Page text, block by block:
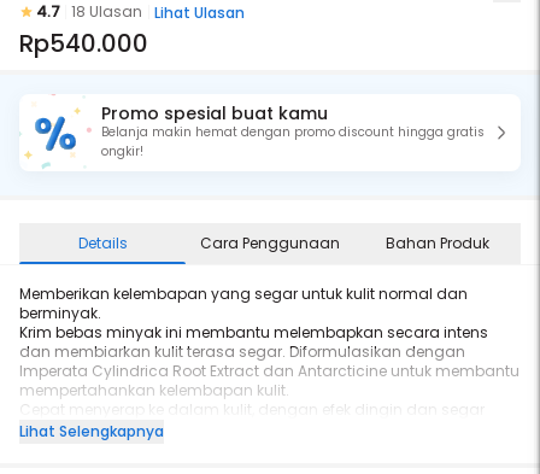
4.7 18 Ulasan Lihat Ulasan
Rp540.000
Promo spesial buat kamu
Belanja makin hemat dengan promo discount hingga gratis
ongkir!
Details Cara Penggunaan Bahan Produk
Memberikan kelembapan yang segar untuk kulit normal dan
berminyak.
Krim bebas minyak ini membantu melembapkan secara intens
dan membiarkan kulit terasa segar. Diformulasikan dengan
Imperata Cylindrica Root Extract dan Antarcticine untuk membantu
mempertahankan kelembapan kulit.
Cepat menyerap ke dalam kulit, dengan efek dingin dan segar
pada saat pemakaian. Menghidrasi selama 24 jam dan memiliki
Lihat Selengkapnya